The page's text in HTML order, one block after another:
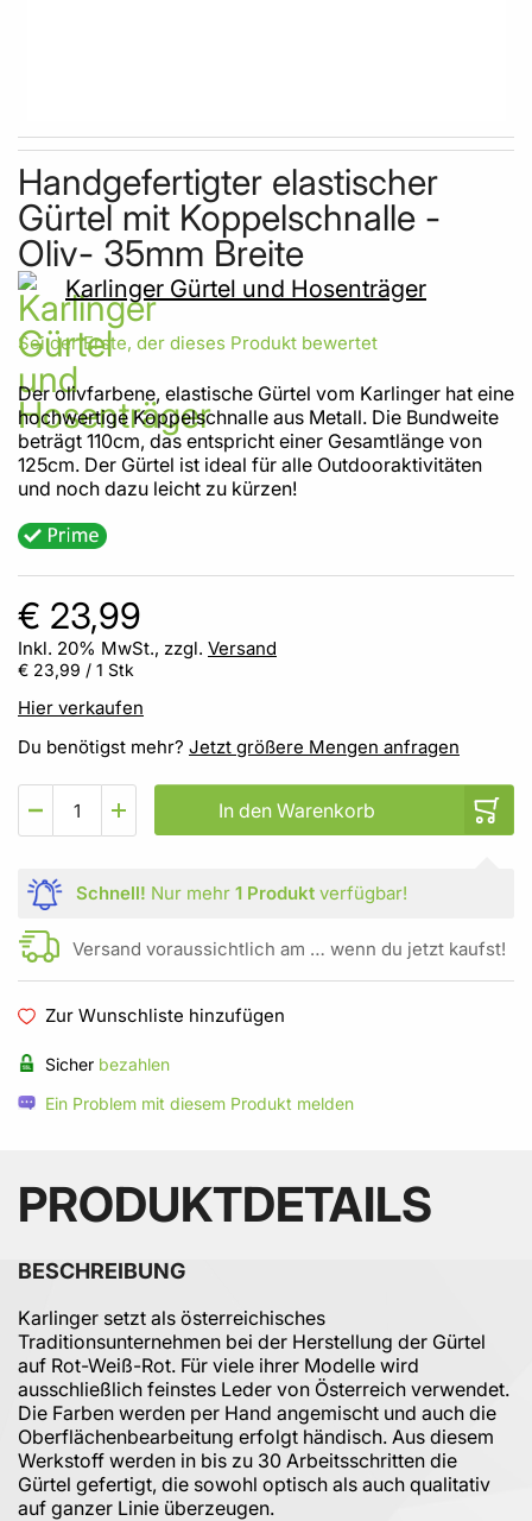
Skip to the beginning of the images gallery
Handgefertigter elastischer
Gürtel mit Koppelschnalle -
Oliv- 35mm Breite
Karlinger Gürtel und Hosenträger
Sei der Erste, der dieses Produkt bewertet
Der olivfarbene, elastische Gürtel vom Karlinger hat eine
hochwertige Koppelschnalle aus Metall. Die Bundweite
beträgt 110cm, das entspricht einer Gesamtlänge von
125cm. Der Gürtel ist ideal für alle Outdooraktivitäten
und noch dazu leicht zu kürzen!
€ 23,99
Inkl. 20% MwSt., zzgl. Versand
€ 23,99 / 1 Stk
Hier verkaufen
Du benötigst mehr? Jetzt größere Mengen anfragen
In den Warenkorb
Schnell! Nur mehr 1 Produktverfügbar!
Versand voraussichtlich am … wenn du jetzt kaufst!
Zur Wunschliste hinzufügen
Sicher bezahlen
Ein Problem mit diesem Produkt melden
PRODUKTDETAILS
BESCHREIBUNG
Karlinger setzt als österreichisches
Traditionsunternehmen bei der Herstellung der Gürtel
auf Rot-Weiß-Rot. Für viele ihrer Modelle wird
ausschließlich feinstes Leder von Österreich verwendet.
Die Farben werden per Hand angemischt und auch die
Oberflächenbearbeitung erfolgt händisch. Aus diesem
Werkstoff werden in bis zu 30 Arbeitsschritten die
Gürtel gefertigt, die sowohl optisch als auch qualitativ
auf ganzer Linie überzeugen.